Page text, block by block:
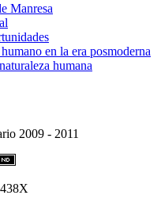
Manresa
en la era posmoderna
humana
2009 - 2011